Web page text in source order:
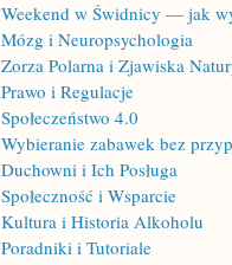
Weekend w Świdnicy — jak
Mózg i Neuropsychologia
Zorza Polarna i Zjawiska
Prawo i Regulacje
Społeczeństwo 4.0
Wybieranie zabawek bez
Duchowni i Ich Posługa
Społeczność i Wsparcie
Kultura i Historia Alkoholu
Poradniki i Tutoriale